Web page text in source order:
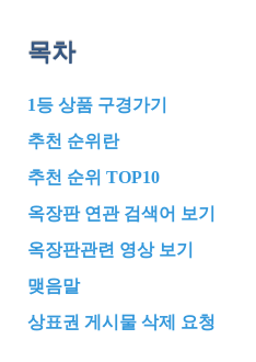
목차
1등 상품 구경가기
추천 순위란
추천 순위 TOP10
옥장판 연관 검색어 보기
옥장판관련 영상 보기
맺음말
상표권 게시물 삭제 요청